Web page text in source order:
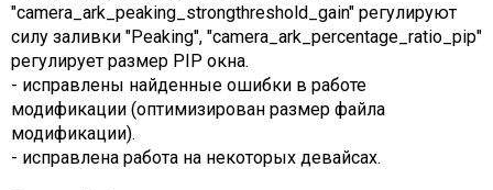
"camera_ark_peaking_strongthreshold_gain" регулируют
силу заливки "Peaking", "camera_ark_percentage_ratio_pip"
регулирует размер PIP окна.
- исправлены найденные ошибки в работе
модификации (оптимизирован размер файла
модификации).
- исправлена работа на некоторых девайсах.